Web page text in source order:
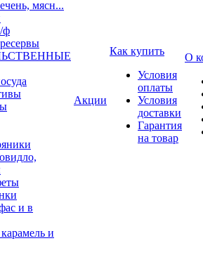
мясн...
ф
и в
и
Акции
Как купить
Условия
оплаты
Условия
доставки
Гарантия
на товар
О